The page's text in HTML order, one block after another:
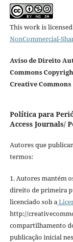
This work is
NonCommercial-
Aviso de Direito
Commons
Creative Commons
Política para
Access Journals/
Autores que
termos:
1. Autores mantém
direito de primeira
licenciado sob a
http://
compartilhamento
publicação inicial